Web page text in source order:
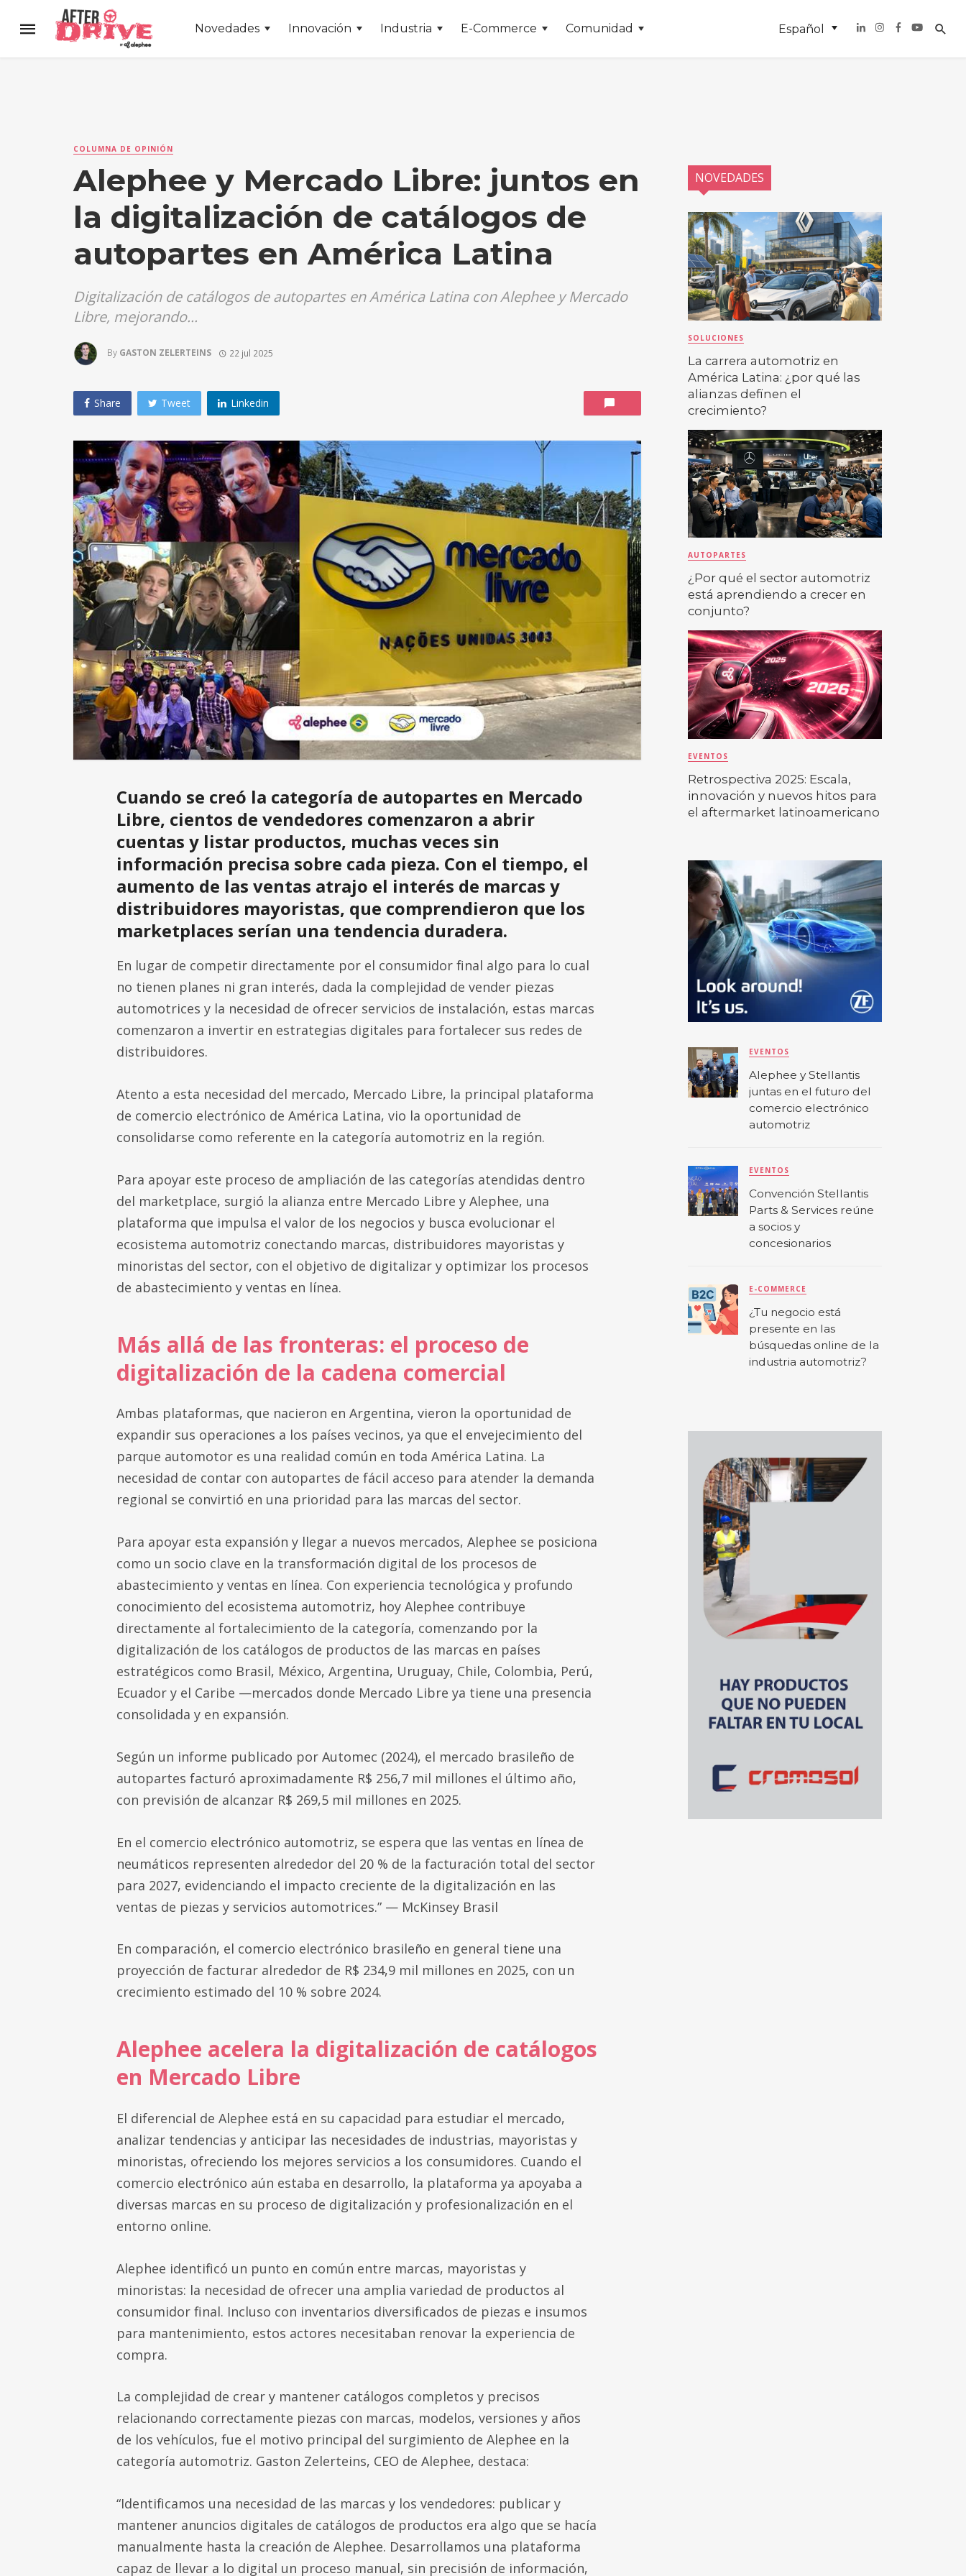
Novedades Innovación Industria E-Commerce Comunidad Español
COLUMNA DE OPINIÓN
Alephee y Mercado Libre: juntos en
la digitalización de catálogos de
autopartes en América Latina
Digitalización de catálogos de autopartes en América Latina con Alephee y Mercado
Libre, mejorando...
By GASTON ZELERTEINS 22 jul 2025
Share Tweet Linkedin
Cuando se creó la categoría de autopartes en Mercado
Libre, cientos de vendedores comenzaron a abrir
cuentas y listar productos, muchas veces sin
información precisa sobre cada pieza. Con el tiempo, el
aumento de las ventas atrajo el interés de marcas y
distribuidores mayoristas, que comprendieron que los
marketplaces serían una tendencia duradera.
En lugar de competir directamente por el consumidor final algo para lo cual
no tienen planes ni gran interés, dada la complejidad de vender piezas
automotrices y la necesidad de ofrecer servicios de instalación, estas marcas
comenzaron a invertir en estrategias digitales para fortalecer sus redes de
distribuidores.
Atento a esta necesidad del mercado, Mercado Libre, la principal plataforma
de comercio electrónico de América Latina, vio la oportunidad de
consolidarse como referente en la categoría automotriz en la región.
Para apoyar este proceso de ampliación de las categorías atendidas dentro
del marketplace, surgió la alianza entre Mercado Libre y Alephee, una
plataforma que impulsa el valor de los negocios y busca evolucionar el
ecosistema automotriz conectando marcas, distribuidores mayoristas y
minoristas del sector, con el objetivo de digitalizar y optimizar los procesos
de abastecimiento y ventas en línea.
Más allá de las fronteras: el proceso de
digitalización de la cadena comercial
Ambas plataformas, que nacieron en Argentina, vieron la oportunidad de
expandir sus operaciones a los países vecinos, ya que el envejecimiento del
parque automotor es una realidad común en toda América Latina. La
necesidad de contar con autopartes de fácil acceso para atender la demanda
regional se convirtió en una prioridad para las marcas del sector.
Para apoyar esta expansión y llegar a nuevos mercados, Alephee se posiciona
como un socio clave en la transformación digital de los procesos de
abastecimiento y ventas en línea. Con experiencia tecnológica y profundo
conocimiento del ecosistema automotriz, hoy Alephee contribuye
directamente al fortalecimiento de la categoría, comenzando por la
digitalización de los catálogos de productos de las marcas en países
estratégicos como Brasil, México, Argentina, Uruguay, Chile, Colombia, Perú,
Ecuador y el Caribe —mercados donde Mercado Libre ya tiene una presencia
consolidada y en expansión.
Según un informe publicado por Automec (2024), el mercado brasileño de
autopartes facturó aproximadamente R$ 256,7 mil millones el último año,
con previsión de alcanzar R$ 269,5 mil millones en 2025.
En el comercio electrónico automotriz, se espera que las ventas en línea de
neumáticos representen alrededor del 20 % de la facturación total del sector
para 2027, evidenciando el impacto creciente de la digitalización en las
ventas de piezas y servicios automotrices.” — McKinsey Brasil
En comparación, el comercio electrónico brasileño en general tiene una
proyección de facturar alrededor de R$ 234,9 mil millones en 2025, con un
crecimiento estimado del 10 % sobre 2024.
Alephee acelera la digitalización de catálogos
en Mercado Libre
El diferencial de Alephee está en su capacidad para estudiar el mercado,
analizar tendencias y anticipar las necesidades de industrias, mayoristas y
minoristas, ofreciendo los mejores servicios a los consumidores. Cuando el
comercio electrónico aún estaba en desarrollo, la plataforma ya apoyaba a
diversas marcas en su proceso de digitalización y profesionalización en el
entorno online.
Alephee identificó un punto en común entre marcas, mayoristas y
minoristas: la necesidad de ofrecer una amplia variedad de productos al
consumidor final. Incluso con inventarios diversificados de piezas e insumos
para mantenimiento, estos actores necesitaban renovar la experiencia de
compra.
La complejidad de crear y mantener catálogos completos y precisos
relacionando correctamente piezas con marcas, modelos, versiones y años
de los vehículos, fue el motivo principal del surgimiento de Alephee en la
categoría automotriz. Gaston Zelerteins, CEO de Alephee, destaca:
“Identificamos una necesidad de las marcas y los vendedores: publicar y
mantener anuncios digitales de catálogos de productos era algo que se hacía
manualmente hasta la creación de Alephee. Desarrollamos una plataforma
capaz de llevar a lo digital un proceso manual, sin precisión de información,
NOVEDADES
SOLUCIONES
La carrera automotriz en
América Latina: ¿por qué las
alianzas definen el
crecimiento?
AUTOPARTES
¿Por qué el sector automotriz
está aprendiendo a crecer en
conjunto?
EVENTOS
Retrospectiva 2025: Escala,
innovación y nuevos hitos para
el aftermarket latinoamericano
EVENTOS
Alephee y Stellantis
juntas en el futuro del
comercio electrónico
automotriz
EVENTOS
Convención Stellantis
Parts & Services reúne
a socios y
concesionarios
E-COMMERCE
¿Tu negocio está
presente en las
búsquedas online de la
industria automotriz?